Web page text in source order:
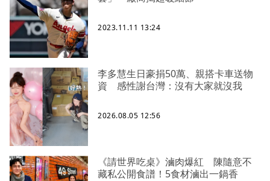
2023.11.11 13:24
李多慧生日豪捐50萬、親搭卡車送物
資 感性謝台灣：沒有大家就沒我
2026.08.05 12:56
《請世界吃桌》滷肉爆紅 陳隨意不
藏私公開食譜！5食材滷出一鍋香